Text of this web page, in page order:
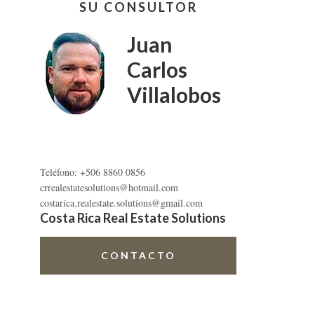
lateral
primaria
SU CONSULTOR
Juan
Carlos
Villalobos
Teléfono: +506 8860 0856
crrealestatesolutions@hotmail.com
costarica.realestate.solutions@gmail.com
Costa Rica Real Estate Solutions
CONTACTO